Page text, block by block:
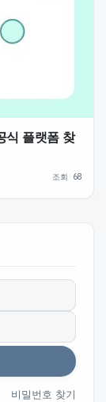
식 플랫폼 찾
조회 68
비밀번호 찾기